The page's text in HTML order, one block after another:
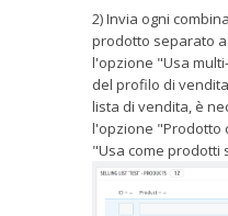
2) Invia ogni
prodotto separato
l'opzione "Usa
del profilo di
lista di vendita, è
l'opzione "Prodotto
"Usa come prodotti